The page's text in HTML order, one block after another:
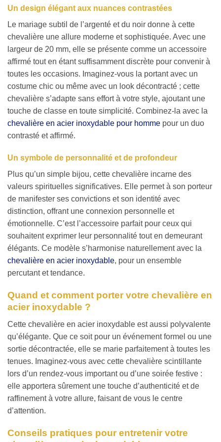
Un design élégant aux nuances contrastées
Le mariage subtil de l’argenté et du noir donne à cette
chevalière une allure moderne et sophistiquée. Avec une
largeur de 20 mm, elle se présente comme un accessoire
affirmé tout en étant suffisamment discrète pour convenir à
toutes les occasions. Imaginez-vous la portant avec un
costume chic ou même avec un look décontracté ; cette
chevalière s’adapte sans effort à votre style, ajoutant une
touche de classe en toute simplicité. Combinez-la avec la
chevalière en acier inoxydable pour homme pour un duo
contrasté et affirmé.
Un symbole de personnalité et de profondeur
Plus qu’un simple bijou, cette chevalière incarne des
valeurs spirituelles significatives. Elle permet à son porteur
de manifester ses convictions et son identité avec
distinction, offrant une connexion personnelle et
émotionnelle. C’est l’accessoire parfait pour ceux qui
souhaitent exprimer leur personnalité tout en demeurant
élégants. Ce modèle s’harmonise naturellement avec la
chevalière en acier inoxydable, pour un ensemble
percutant et tendance.
Quand et comment porter votre chevalière en
acier inoxydable ?
Cette chevalière en acier inoxydable est aussi polyvalente
qu’élégante. Que ce soit pour un événement formel ou une
sortie décontractée, elle se marie parfaitement à toutes les
tenues. Imaginez-vous avec cette chevalière scintillante
lors d’un rendez-vous important ou d’une soirée festive :
elle apportera sûrement une touche d’authenticité et de
raffinement à votre allure, faisant de vous le centre
d’attention.
Conseils pratiques pour entretenir votre